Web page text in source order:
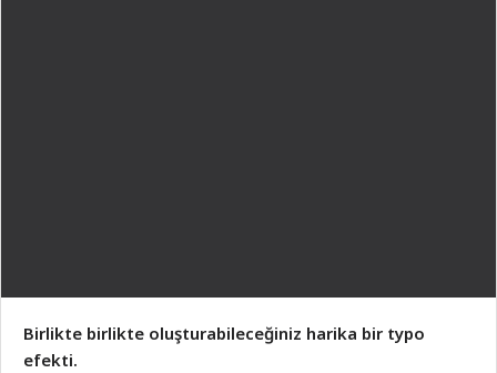
Birlikte birlikte oluşturabileceğiniz harika bir typo
efekti.